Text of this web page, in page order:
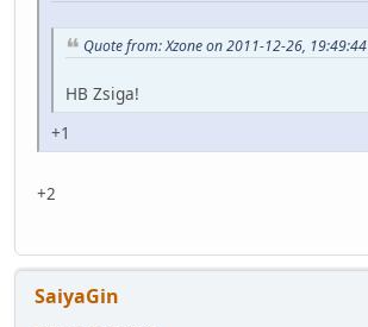
Quote from: Xzone on 2011-12-26, 19:49:44
HB Zsiga!
+1
+2
SaiyaGin